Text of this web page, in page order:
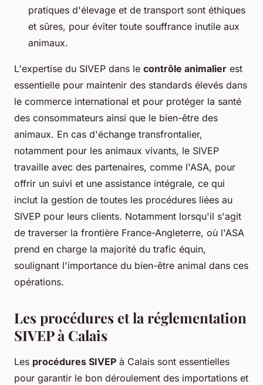
pratiques d'élevage et de transport sont éthiques
et sûres, pour éviter toute souffrance inutile aux
animaux.
L'expertise du SIVEP dans le contrôle animalier est
essentielle pour maintenir des standards élevés dans
le commerce international et pour protéger la santé
des consommateurs ainsi que le bien-être des
animaux. En cas d'échange transfrontalier,
notamment pour les animaux vivants, le SIVEP
travaille avec des partenaires, comme l'ASA, pour
offrir un suivi et une assistance intégrale, ce qui
inclut la gestion de toutes les procédures liées au
SIVEP pour leurs clients. Notamment lorsqu'il s'agit
de traverser la frontière France-Angleterre, où l'ASA
prend en charge la majorité du trafic équin,
soulignant l'importance du bien-être animal dans ces
opérations.
Les procédures et la réglementation
SIVEP à Calais
Les procédures SIVEP à Calais sont essentielles
pour garantir le bon déroulement des importations et